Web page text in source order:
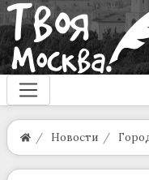
Новости